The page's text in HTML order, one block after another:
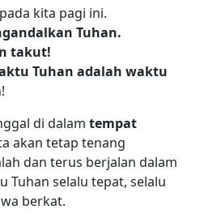
kita pagi ini.
Tuhan.
takut!
Tuhan adalah waktu
di dalam tempat
akan tetap tenang
dan terus berjalan dalam
Tuhan selalu tepat, selalu
berkat.